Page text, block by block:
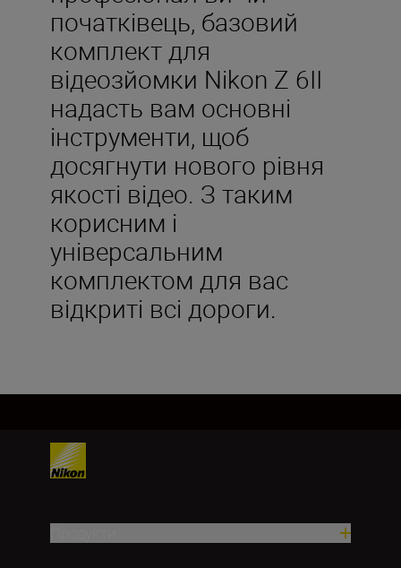
початківець, базовий
комплект для
відеозйомки Nikon Z 6II
надасть вам основні
інструменти, щоб
досягнути нового рівня
якості відео. З таким
корисним і
універсальним
комплектом для вас
відкриті всі дороги.